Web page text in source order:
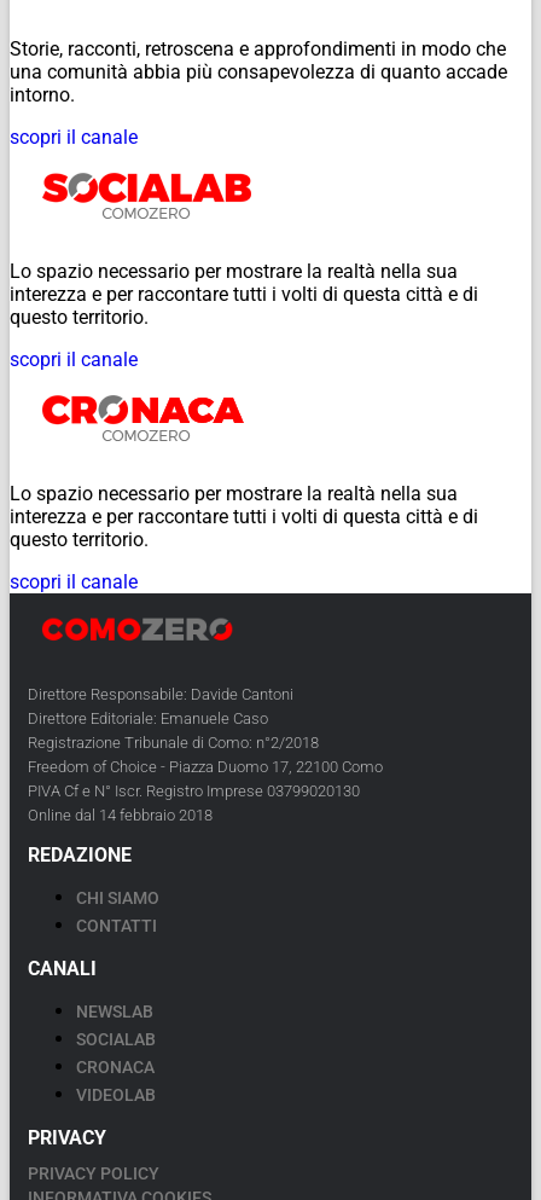
Storie, racconti, retroscena e approfondimenti in modo che
una comunità abbia più consapevolezza di quanto accade
intorno.
scopri il canale
Lo spazio necessario per mostrare la realtà nella sua
interezza e per raccontare tutti i volti di questa città e di
questo territorio.
scopri il canale
Lo spazio necessario per mostrare la realtà nella sua
interezza e per raccontare tutti i volti di questa città e di
questo territorio.
scopri il canale
Direttore Responsabile: Davide Cantoni
Direttore Editoriale: Emanuele Caso
Registrazione Tribunale di Como: n°2/2018
Freedom of Choice - Piazza Duomo 17, 22100 Como
PIVA Cf e N° Iscr. Registro Imprese 03799020130
Online dal 14 febbraio 2018
REDAZIONE
CHI SIAMO
CONTATTI
CANALI
NEWSLAB
SOCIALAB
CRONACA
VIDEOLAB
PRIVACY
PRIVACY POLICY